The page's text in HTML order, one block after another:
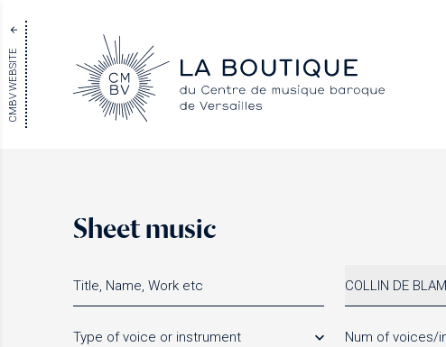
CMBV WEBSITE
Sheet music
COLLIN DE
Type of voice or instrument Num of voices/